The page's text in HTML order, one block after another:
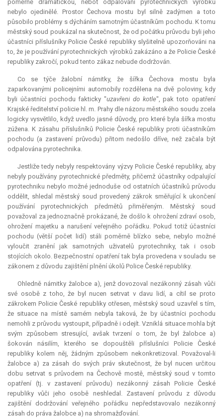
poměrně dramatickou, neboť odpalování pyrotechnických výrobků
nebylo ojedinělé. Prostor Čechova mostu byl silně zadýmen a toto
působilo problémy s dýcháním samotným účastníkům pochodu. K tomu
městský soud poukázal na skutečnost, že od počátku průvodu byli jeho
účastníci příslušníky Policie České republiky slyšitelně upozorňováni na
to, že je používání pyrotechnických výrobků zakázáno a že Policie České
republiky zakročí, pokud tento zákaz nebude dodržován.
Co se týče žalobní námitky, že šířka Čechova mostu byla
zaparkovanými policejními automobily rozdělena na dvě poloviny, kdy
byli účastníci pochodu fakticky "uzavřeni do kotle", pak toto opatření
Krajské ředitelství policie hl. m. Prahy dle názoru městského soudu zcela
logicky vysvětlilo, když uvedlo jasné důvody, pro které byla šířka mostu
zúžena. K zásahu příslušníků Policie České republiky proti účastníkům
pochodu (a zastavení průvodu) přitom nedošlo dříve, než začala být
odpalována pyrotechnika.
Jestliže tedy nebyly respektovány výzvy Policie České republiky, aby
nebyly používány pyrotechnické předměty, přičemž účastníky odpalující
pyrotechniku nebylo možné jednoduše od ostatních účastníků průvodu
oddělit, shledal městský soud provedený zákrok směřující k ukončení
používání pyrotechnických předmětů přiměřeným. Městský soud
považoval za jednoznačně prokázané, že došlo k ohrožení zdraví osob,
ohrožení majetku a narušení veřejného pořádku. Pokud totiž účastníci
pochodu (větší počet lidí) stáli poměrně blízko sebe, nebylo možné
vyloučit zranění jak samotných uživatelů pyrotechniky, tak i osob
stojících okolo. Bezpečnostní opatření tak byla provedena v souladu se
zákonem z důvodu zajištění plnění úkolů Police České republiky.
Ohledně námitky žalobce a), jenž dovozoval nezákonný zásah vůči
své osobě z toho, že byl nucen setrvat v davu lidí, a cítil se proto
zákrokem Policie České republiky otřesen, městský soud uzavřel s tím,
že situace na místě samém nebyla taková, že by účastníci pochodu
nemohli z průvodu vystoupit, případně i odejít. Vzniklá situace mohla být
svým způsobem stresující, avšak tvrzení o tom, že byl žalobce a)
šokován násilím, kterého se dopouštěli příslušníci Policie České
republiky kolem něj, žádným způsobem nekonkretizoval. Považoval-li
žalobce a) za zásah do svých práv skutečnost, že byl nucen určitou
dobu setrvat s průvodem na Čechově mostě, městský soud v tomto
opatření (tj. v zastavení průvodu) nezákonný zásah Policie České
republiky vůči jeho osobě neshledal. Zastavení průvodu z důvodu
zajištění dodržování veřejného pořádku nepředstavovalo nezákonný
zásah do práva žalobce a) na shromažďování.